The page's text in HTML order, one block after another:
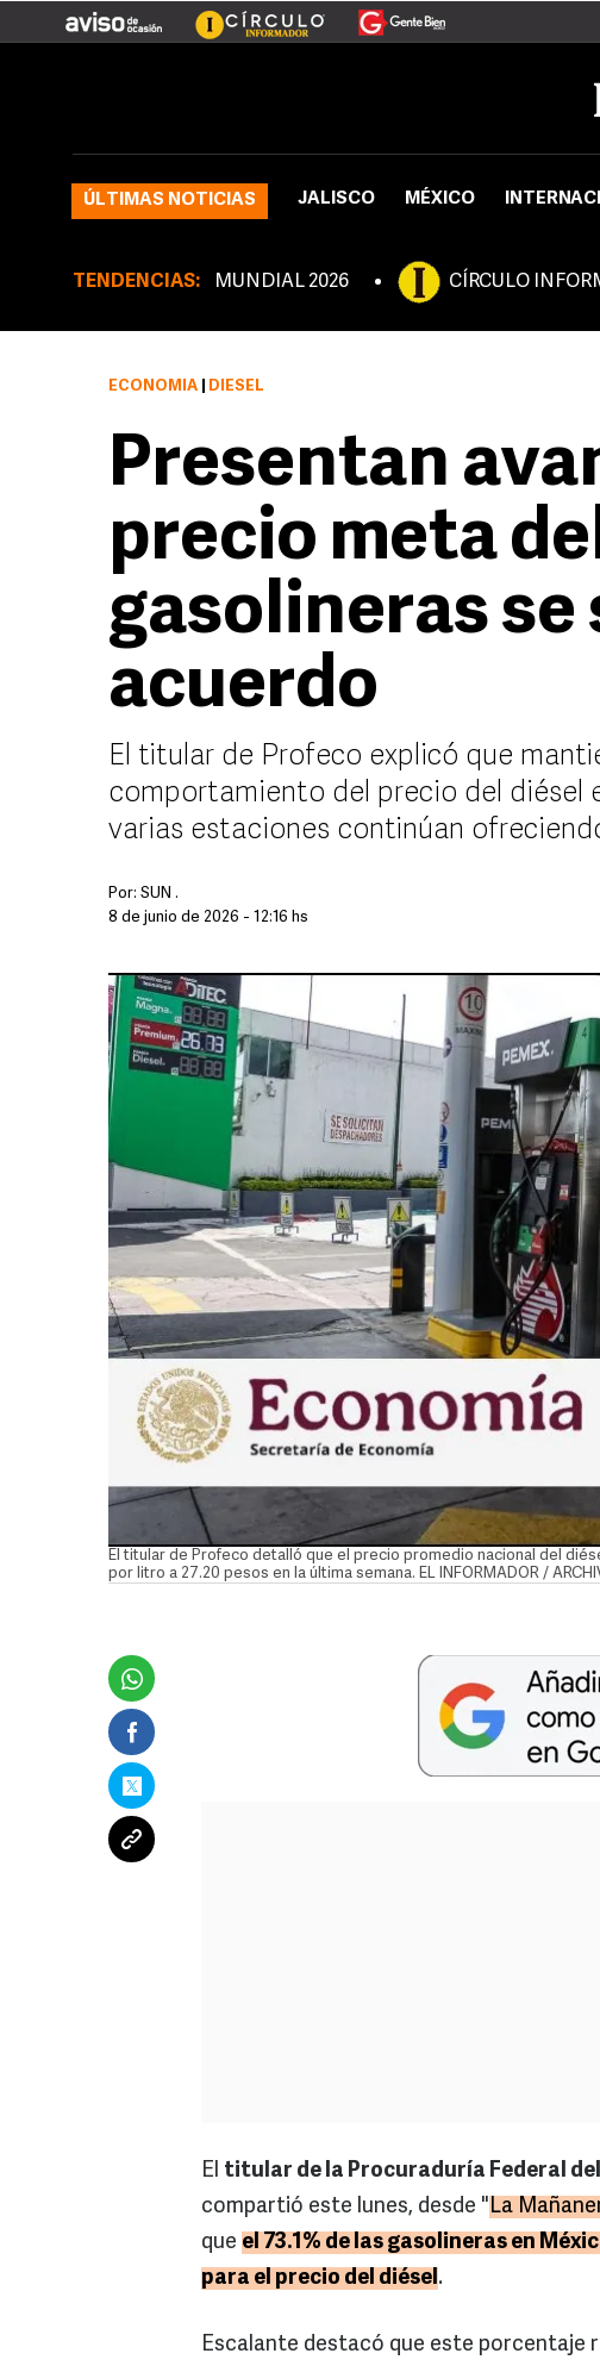
ÚLTIMAS NOTICIAS JALISCO MÉXICO
TENDENCIAS: MUNDIAL 2026 CÍRCULO
ECONOMÍA DIÉSEL
Presentan
precio meta
gasolineras se
acuerdo
El titular de Profeco explicó que
comportamiento del precio del diésel
varias estaciones continúan
Por: SUN .
8 de junio de 2026 - 12:16 hs
El titular de Profeco detalló que el precio promedio nacional del
por litro a 27.20 pesos en la última semana. EL INFORMADOR /
El titular de la Procuraduría Federal
compartió este lunes, desde "La
que el 73.1% de las gasolineras en
para el precio del diésel.
Escalante destacó que este porcentaje